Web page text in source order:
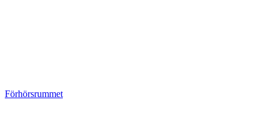
Förhörsrummet